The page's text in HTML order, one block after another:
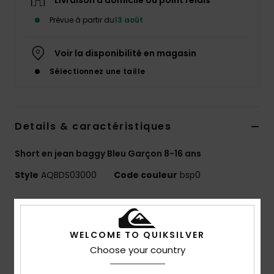
Prévue à partir du13 août
Voir la disponibilité en magasin
Sélectionnez une taille
Details & caractéristiques
Short en jean baggy Bleu Garçon 8-16 ans
Style AQBDS03000 Code couleur bsp0
Caractéristiques
denim stretch en coton
stone wash
WELCOME TO QUIKSILVER
Choose your country